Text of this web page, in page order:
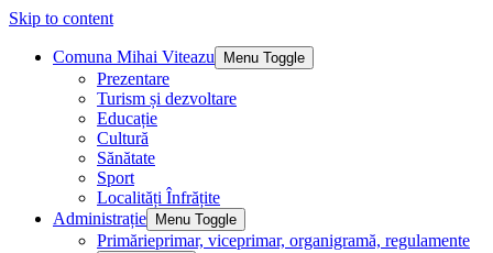
Skip to content
Comuna Mihai Viteazu Menu Toggle
Prezentare
Turism și dezvoltare
Educație
Cultură
Sănătate
Sport
Localități Înfrățite
Administrație
Menu Toggle
Primărieprimar, viceprimar, organigramă, regulamente